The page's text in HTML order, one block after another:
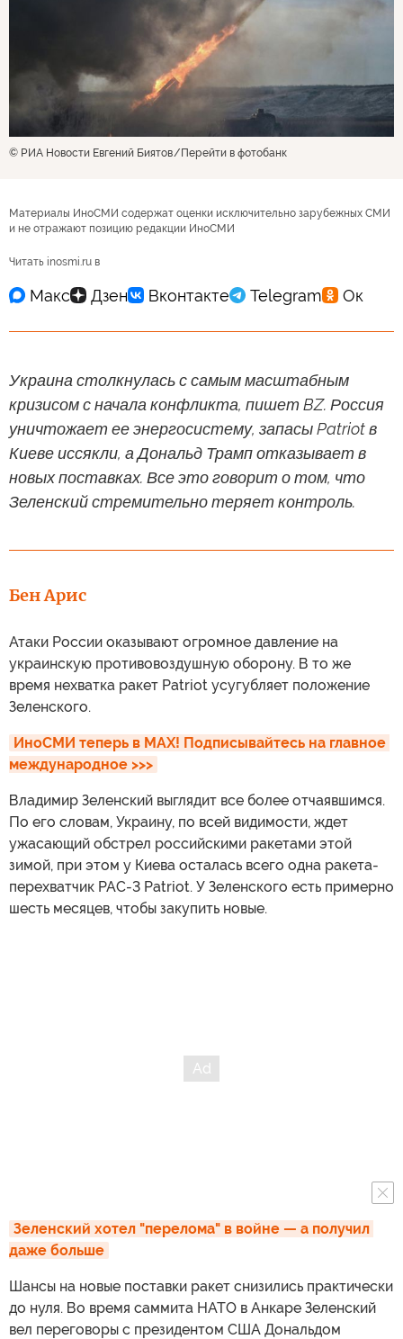
© РИА Новости Евгений Биятов Перейти в фотобанк
Материалы ИноСМИ содержат оценки исключительно зарубежных СМИ
и не отражают позицию редакции ИноСМИ
Читать inosmi.ru в
Украина столкнулась с самым масштабным
кризисом с начала конфликта, пишет BZ. Россия
уничтожает ее энергосистему, запасы Patriot в
Киеве иссякли, а Дональд Трамп отказывает в
новых поставках. Все это говорит о том, что
Зеленский стремительно теряет контроль.
Бен Арис
Атаки России оказывают огромное давление на
украинскую противовоздушную оборону. В то же
время нехватка ракет Patriot усугубляет положение
Зеленского.
ИноСМИ теперь в MAX! Подписывайтесь на главное
международное >>>
Владимир Зеленский выглядит все более отчаявшимся.
По его словам, Украину, по всей видимости, ждет
ужасающий обстрел российскими ракетами этой
зимой, при этом у Киева осталась всего одна ракета-
перехватчик PAC-3 Patriot. У Зеленского есть примерно
шесть месяцев, чтобы закупить новые.
Зеленский хотел "перелома" в войне — а получил
даже больше
Шансы на новые поставки ракет снизились практически
до нуля. Во время саммита НАТО в Анкаре Зеленский
вел переговоры с президентом США Дональдом